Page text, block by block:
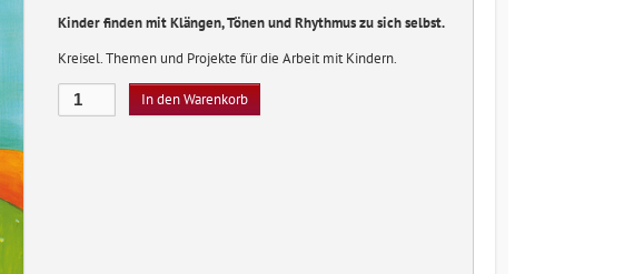
Kinder finden mit Klängen, Tönen und Rhythmus zu sich selbst.
Kreisel. Themen und Projekte für die Arbeit mit Kindern.
Das
bin
In den Warenkorb